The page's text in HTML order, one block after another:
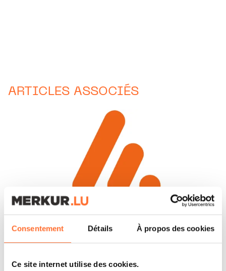
Consentement Détails À propos des cookies
Ce site internet utilise des cookies.
ARTICLES ASSOCIÉS
CORPORATE NEWS